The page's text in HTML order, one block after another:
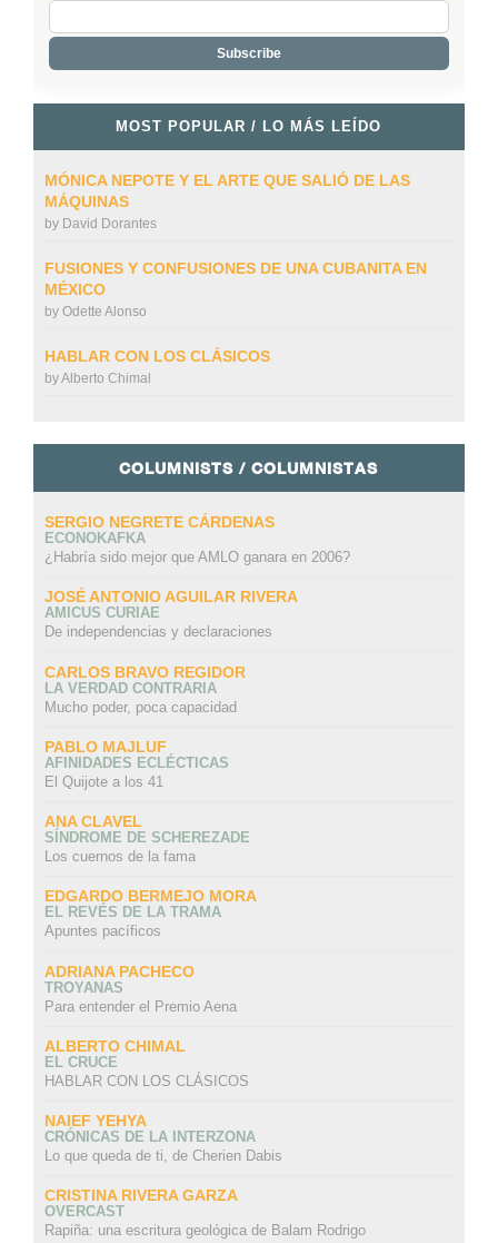
MOST POPULAR / LO MÁS LEÍDO
MÓNICA NEPOTE Y EL ARTE QUE SALIÓ DE LAS
MÁQUINAS
by David Dorantes
FUSIONES Y CONFUSIONES DE UNA CUBANITA EN
MÉXICO
by Odette Alonso
HABLAR CON LOS CLÁSICOS
byAlberto Chimal
COLUMNISTS / COLUMNISTAS
SERGIO NEGRETE CÁRDENAS
ECONOKAFKA
¿Habría sido mejor que AMLO ganara en 2006?
JOSÉ ANTONIO AGUILAR RIVERA
AMICUS CURIAE
De independencias y declaraciones
CARLOS BRAVO REGIDOR
LA VERDAD CONTRARIA
Mucho poder, poca capacidad
PABLO MAJLUF
AFINIDADES ECLÉCTICAS
El Quijote a los 41
ANA CLAVEL
SÍNDROME DE SCHEREZADE
Los cuernos de la fama
EDGARDO BERMEJO MORA
EL REVÉS DE LA TRAMA
Apuntes pacíficos
ADRIANA PACHECO
TROYANAS
Para entender el Premio Aena
ALBERTO CHIMAL
EL CRUCE
HABLAR CON LOS CLÁSICOS
NAIEF YEHYA
CRÓNICAS DE LA INTERZONA
Lo que queda de ti, de Cherien Dabis
CRISTINA RIVERA GARZA
OVERCAST
Rapiña: una escritura geológica de Balam Rodrigo